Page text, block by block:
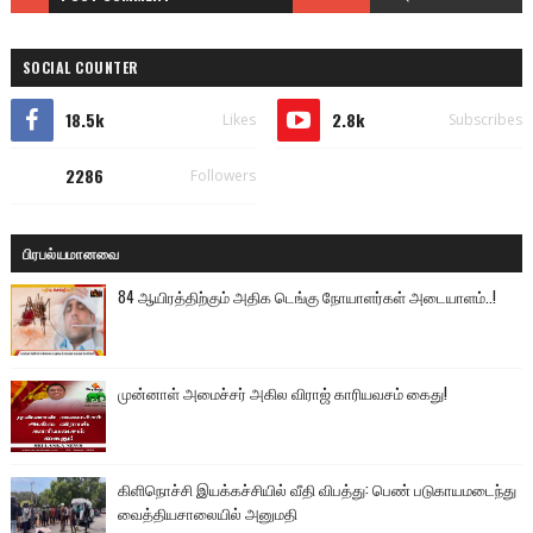
SOCIAL COUNTER
18.5k Likes 2.8k Subscribes
2286 Followers
பிரபல்யமானவை
84 ஆயிரத்திற்கும் அதிக டெங்கு நோயாளர்கள் அடையாளம்..!
முன்னாள் அமைச்சர் அகில விராஜ் காரியவசம் கைது!
கிளிநொச்சி இயக்கச்சியில் வீதி விபத்து: பெண் படுகாயமடைந்து
வைத்தியசாலையில் அனுமதி